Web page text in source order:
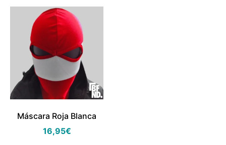
Máscara Roja Blanca
16,95€